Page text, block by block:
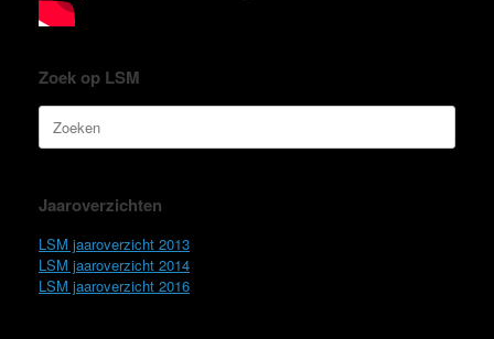
Zoek op LSM
Zoeken
naar:
Jaaroverzichten
LSM jaaroverzicht 2013
LSM jaaroverzicht 2014
LSM jaaroverzicht 2016